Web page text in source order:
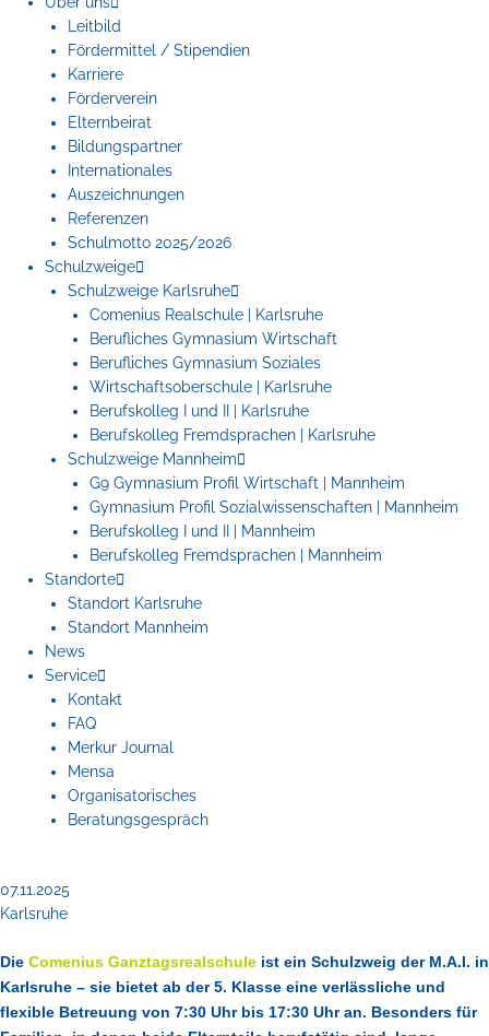
Leitbild
Fördermittel / Stipendien
Karriere
Förderverein
Elternbeirat
Bildungspartner
Internationales
Auszeichnungen
Referenzen
Schulmotto 2025/2026
Schulzweige
Schulzweige Karlsruhe
Comenius Realschule | Karlsruhe
Berufliches Gymnasium Wirtschaft
Berufliches Gymnasium Soziales
Wirtschaftsoberschule | Karlsruhe
Berufskolleg I und II | Karlsruhe
Berufskolleg Fremdsprachen | Karlsruhe
Schulzweige Mannheim
G9 Gymnasium Profil Wirtschaft | Mannheim
Gymnasium Profil Sozialwissenschaften | Mannheim
Berufskolleg I und II | Mannheim
Berufskolleg Fremdsprachen | Mannheim
Standorte
Standort Karlsruhe
Standort Mannheim
News
Service
Kontakt
FAQ
Merkur Journal
Mensa
Organisatorisches
Beratungsgespräch
07.11.2025
Karlsruhe
Die Comenius Ganztagsrealschule ist ein Schulzweig der M.A.I. in
Karlsruhe – sie bietet ab der 5. Klasse eine verlässliche und
flexible Betreuung von 7:30 Uhr bis 17:30 Uhr an. Besonders für